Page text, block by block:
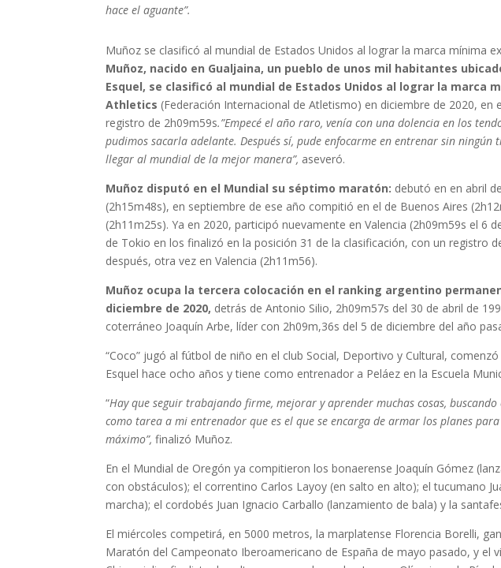
hace el aguante”.
Muñoz se clasificó al mundial de Estados Unidos al lograr la marca mínima
Muñoz, nacido en Gualjaina, un pueblo de unos mil habitantes
Esquel, se clasificó al mundial de Estados Unidos al lograr la marca
Athletics (Federación Internacional de Atletismo) en diciembre de 2020, en
registro de 2h09m59s.”Empecé el año raro, venía con una dolencia en los
pudimos sacarla adelante. Después sí, pude enfocarme en entrenar sin
llegar al mundial de la mejor manera”, aseveró.
Muñoz disputó en el Mundial su séptimo maratón: debutó en en abril
(2h15m48s), en septiembre de ese año compitió en el de Buenos Aires
(2h11m25s). Ya en 2020, participó nuevamente en Valencia (2h09m59s el 6
de Tokio en los finalizó en la posición 31 de la clasificación, con un registro
después, otra vez en Valencia (2h11m56).
Muñoz ocupa la tercera colocación en el ranking argentino
diciembre de 2020, detrás de Antonio Silio, 2h09m57s del 30 de abril de
coterráneo Joaquín Arbe, líder con 2h09m,36s del 5 de diciembre del año
“Coco” jugó al fútbol de niño en el club Social, Deportivo y Cultural,
Esquel hace ocho años y tiene como entrenador a Peláez en la Escuela
“Hay que seguir trabajando firme, mejorar y aprender muchas cosas,
como tarea a mi entrenador que es el que se encarga de armar los planes
máximo”, finalizó Muñoz.
En el Mundial de Oregón ya compitieron los bonaerense Joaquín Gómez
con obstáculos); el correntino Carlos Layoy (en salto en alto); el tucumano
marcha); el cordobés Juan Ignacio Carballo (lanzamiento de bala) y la
El miércoles competirá, en 5000 metros, la marplatense Florencia Borelli,
Maratón del Campeonato Iberoamericano de España de mayo pasado, y el